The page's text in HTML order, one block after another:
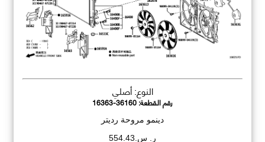
النوع: أصلي
رقم القطعة:16363-36160
دينمو مروحة رديتر
ر. س.554.43